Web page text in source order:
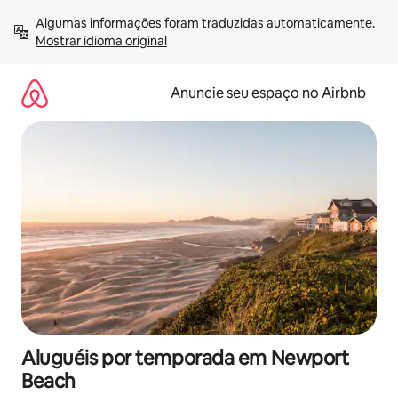
para
Mostrar idioma original
Anuncie seu espaço no Airbnb
Aluguéis por temporada em Newport
Beach